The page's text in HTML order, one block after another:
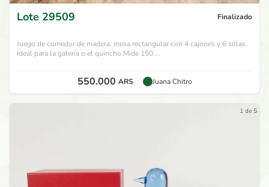
Lote 29509 Finalizado
Juego de comedor de madera, mesa rectangular con 4 cajones y 6 sillas.
Ideal para la galería o el quincho.Mide 150 ...
550.000 ARS Juana Chitro
1 de 5